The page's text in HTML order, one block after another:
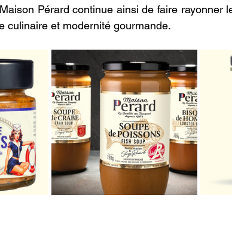
Pérard continue ainsi de faire rayonner
culinaire et modernité gourmande.